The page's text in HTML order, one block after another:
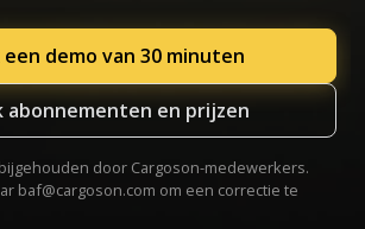
een demo van 30 minuten
abonnementen en prijzen
door Cargoson-medewerkers.
baf@cargoson.com om een correctie te